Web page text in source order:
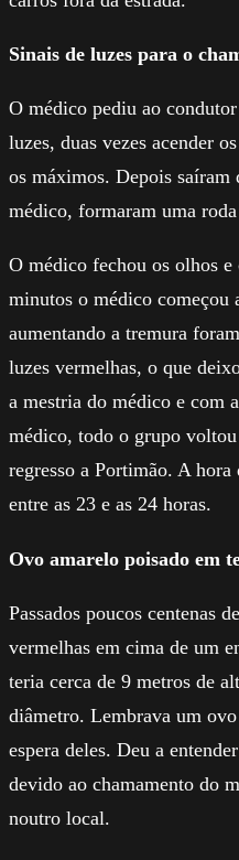
Sinais de luzes para o
O médico pediu ao
luzes, duas vezes acender
os máximos. Depois saíram
médico, formaram uma
O médico fechou os olhos e
minutos o médico começou
aumentando a tremura
luzes vermelhas, o que
a mestria do médico e com
médico, todo o grupo
regresso a Portimão. A hora
entre as 23 e as 24 horas.
Ovo amarelo poisado em
Passados poucos centenas
vermelhas em cima de um
teria cerca de 9 metros de
diâmetro. Lembrava um
espera deles. Deu a
devido ao chamamento do
noutro local.